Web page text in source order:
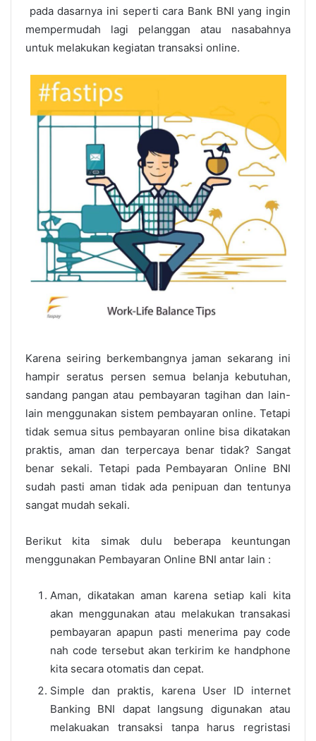
pada dasarnya ini seperti cara Bank BNI yang ingin
mempermudah lagi pelanggan atau nasabahnya
untuk melakukan kegiatan transaksi online.
Karena seiring berkembangnya jaman sekarang ini
hampir seratus persen semua belanja kebutuhan,
sandang pangan atau pembayaran tagihan dan lain-
lain menggunakan sistem pembayaran online. Tetapi
tidak semua situs pembayaran online bisa dikatakan
praktis, aman dan terpercaya benar tidak? Sangat
benar sekali. Tetapi pada Pembayaran Online BNI
sudah pasti aman tidak ada penipuan dan tentunya
sangat mudah sekali.
Berikut kita simak dulu beberapa keuntungan
menggunakan Pembayaran Online BNI antar lain :
Aman, dikatakan aman karena setiap kali kita
akan menggunakan atau melakukan transakasi
pembayaran apapun pasti menerima pay code
nah code tersebut akan terkirim ke handphone
kita secara otomatis dan cepat.
Simple dan praktis, karena User ID internet
Banking BNI dapat langsung digunakan atau
melakuakan transaksi tanpa harus regristasi